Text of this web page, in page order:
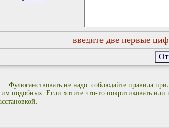
введите две первые
Фулюганствовать не надо: соблюдайте правила
подобных. Если хотите что-то покритиковать или